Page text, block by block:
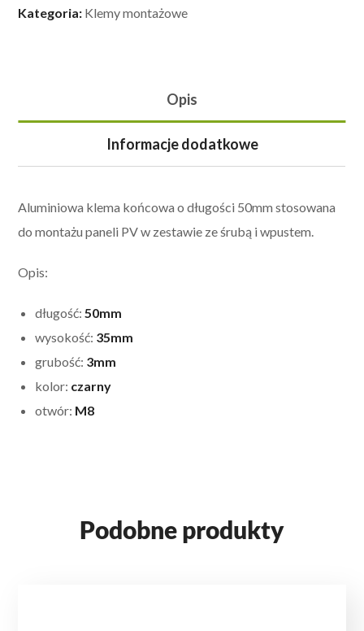
Kategoria: Klemy montażowe
Opis
Informacje dodatkowe
Aluminiowa klema końcowa o długości 50mm stosowana
do montażu paneli PV w zestawie ze śrubą i wpustem.
Opis:
długość:50mm
wysokość: 35mm
grubość: 3mm
kolor: czarny
otwór: M8
Podobne produkty